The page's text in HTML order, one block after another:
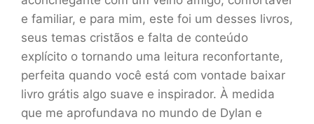
e familiar, e para mim, este foi um desses livros,
seus temas cristãos e falta de conteúdo
explícito o tornando uma leitura reconfortante,
perfeita quando você está com vontade baixar
livro grátis algo suave e inspirador. À medida
que me aprofundava no mundo de Dylan e